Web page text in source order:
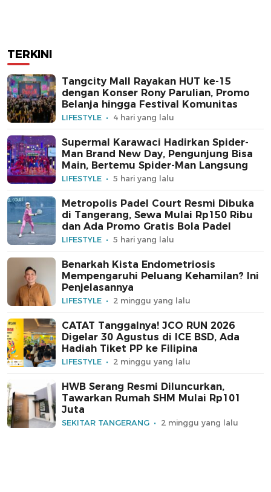
TERKINI
Tangcity Mall Rayakan HUT ke-15
dengan Konser Rony Parulian, Promo
Belanja hingga Festival Komunitas
LIFESTYLE 4 hari yang lalu
Supermal Karawaci Hadirkan Spider-
Man Brand New Day, Pengunjung Bisa
Main, Bertemu Spider-Man Langsung
LIFESTYLE 5 hari yang lalu
Metropolis Padel Court Resmi Dibuka
di Tangerang, Sewa Mulai Rp150 Ribu
dan Ada Promo Gratis Bola Padel
LIFESTYLE 5 hari yang lalu
Benarkah Kista Endometriosis
Mempengaruhi Peluang Kehamilan? Ini
Penjelasannya
LIFESTYLE 2 minggu yang lalu
CATAT Tanggalnya! JCO RUN 2026
Digelar 30 Agustus di ICE BSD, Ada
Hadiah Tiket PP ke Filipina
LIFESTYLE 2 minggu yang lalu
HWB Serang Resmi Diluncurkan,
Tawarkan Rumah SHM Mulai Rp101
Juta
SEKITAR TANGERANG 2 minggu yang lalu